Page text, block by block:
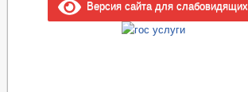
Версия сайта для слабовидящих